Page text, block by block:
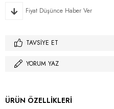
Fiyat Düşünce Haber Ver
TAVSIYE ET
YORUM YAZ
ÜRÜN ÖZELLIKLERI